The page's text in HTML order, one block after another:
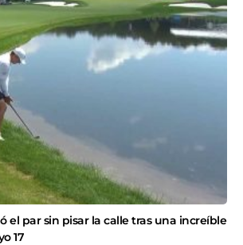
el par sin pisar la calle tras una increíble
17